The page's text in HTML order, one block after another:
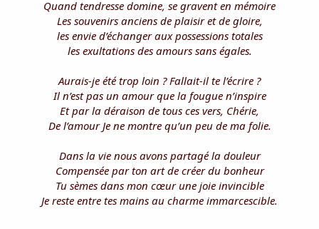
Quand tendresse domine, se gravent en mémoire
Les souvenirs anciens de plaisir et de gloire,
les envie d’échanger aux possessions totales
les exultations des amours sans égales.
Aurais-je été trop loin ? Fallait-il te l’écrire ?
Il n’est pas un amour que la fougue n’inspire
Et par la déraison de tous ces vers, Chérie,
De l’amour Je ne montre qu’un peu de ma folie.
Dans la vie nous avons partagé la douleur
Compensée par ton art de créer du bonheur
Tu sèmes dans mon cœur une joie invincible
Je reste entre tes mains au charme immarcescible.